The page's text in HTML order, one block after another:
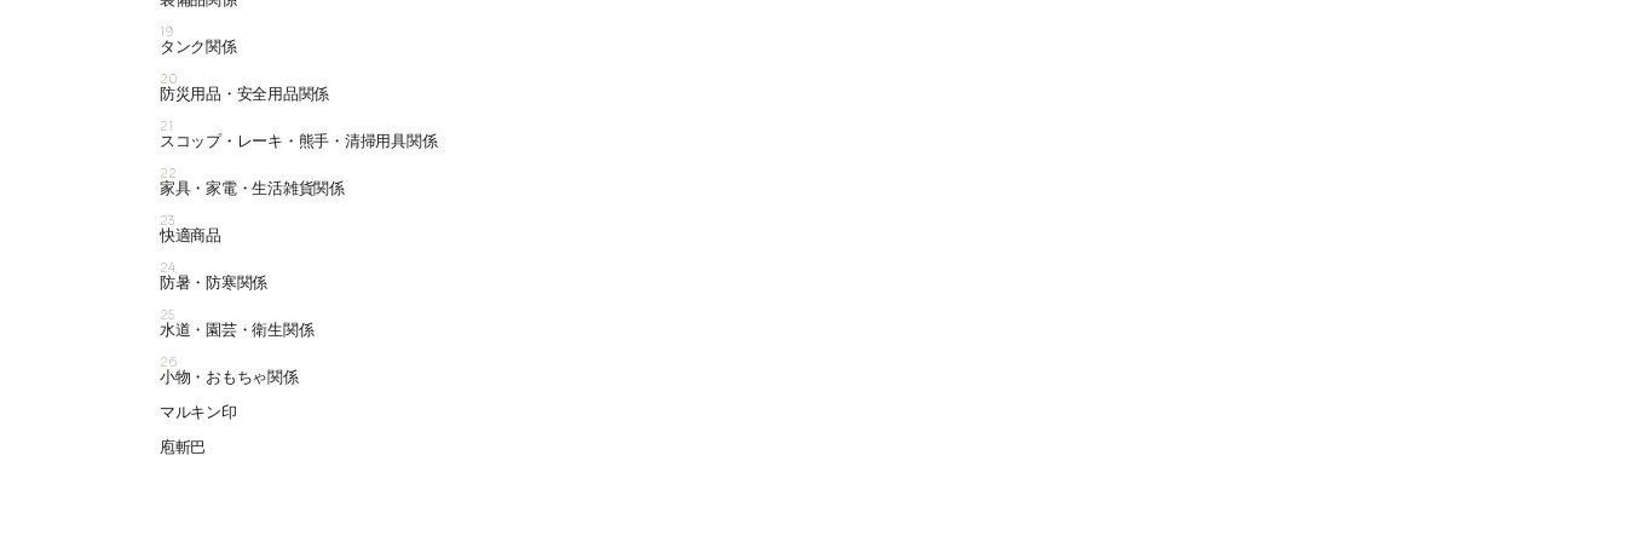
19
タンク関係
20
防災用品・安全用品関係
21
スコップ・レーキ・熊手・清掃用具関係
22
家具・家電・生活雑貨関係
23
快適商品
24
防暑・防寒関係
25
水道・園芸・衛生関係
26
小物・おもちゃ関係
マルキン印
庖斬巴